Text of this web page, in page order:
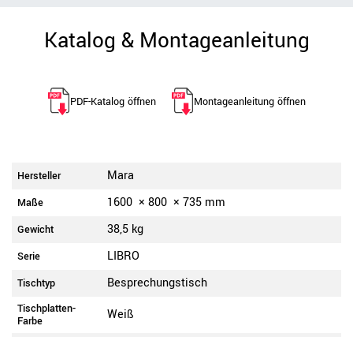
Katalog & Montageanleitung
PDF-Katalog öffnen Montageanleitung öffnen
Hersteller Mara
Maße 1600 × 800 × 735 mm
Gewicht 38,5 kg
Serie LIBRO
Tischtyp Besprechungstisch
Tischplatten-
Farbe
Weiß